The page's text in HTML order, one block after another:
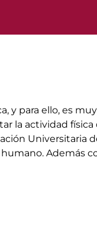
y para ello, es
la actividad
Universitaria
Además